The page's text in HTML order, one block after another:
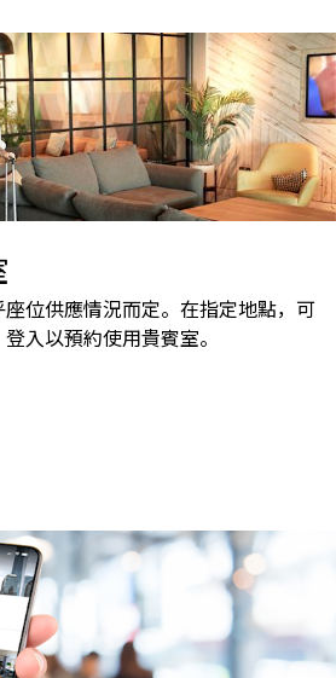
位供應情況而定。在指定地點，可
入以預約使用貴賓室。